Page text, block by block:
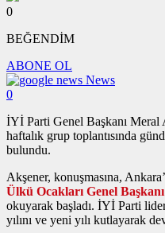
0
BEĞENDİM
ABONE OL
News
0
İYİ Parti Genel Başkanı
haftalık grup toplantısında
bulundu.
Akşener, konuşmasına,
Ülkü Ocakları Genel
okuyarak başladı. İYİ Parti
yılını ve yeni yılı kutlayarak